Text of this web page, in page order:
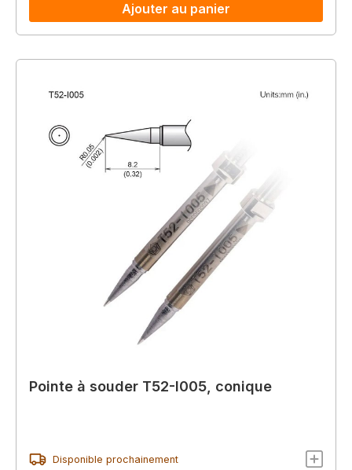
Ajouter au panier
Pointe à souder T52-I005, conique
Disponible prochainement